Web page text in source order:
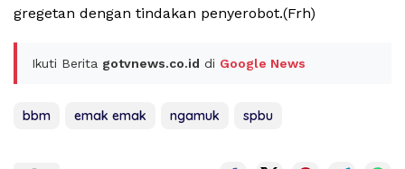
gregetan dengan tindakan penyerobot.(Frh)
Ikuti Berita gotvnews.co.id di Google News
bbm emak emak ngamuk spbu